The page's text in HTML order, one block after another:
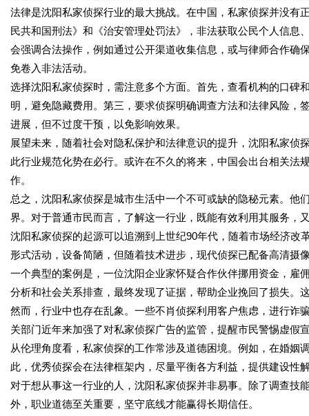
法律是沈阳私家侦探行业的最大挑战。在中国，私家侦探并没有
民共和国刑法》和《治安管理处罚法》，非法获取公民个人信
会强调合法操作，例如通过公开渠道收集信息，或与律师合作确
免卷入非法活动。
选择沈阳私家侦探时，需注意多个方面。首先，查看机构的口碑
明，避免隐藏费用。第三，要求侦探明确调查方法和法律风险
进展，但不过度干预，以免影响效果。
展望未来，随着社会对隐私保护和法律意识的提升，沈阳私家
此行业规范化势在必行。或许在不久的将来，中国会出台相关
作。
总之，沈阳私家侦探是城市生活中一个不可或缺的隐秘元素。
界。对于普通市民而言，了解这一行业，既能有效利用其服务，
沈阳私家侦探的起源可以追溯到上世纪90年代，随着市场经济
形式活动，设备简陋，但随着技术进步，现代侦探已配备高清摄
一个典型的案例是，一位沈阳企业家怀疑合作伙伴挪用资金，雇
分析和社会关系排查，最终发现了证据，帮助企业挽回了损失。
然而，行业中也存在乱象。一些不肖侦探利用客户焦虑，进行诈
关部门近年来加强了对私家侦探广告的监管，提醒市民警惕虚假
从伦理角度看，私家侦探的工作常涉及道德困境。例如，在婚
此，优秀侦探会在法律框架内，尽量平衡各方利益，提供建设性
对于想从事这一行业的人，沈阳私家侦探并非易事。除了调查
外，职业道德至关重要，坚守底线才能赢得长期信任。